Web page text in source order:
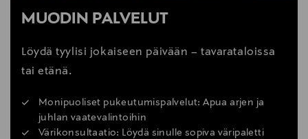
MUODIN PALVELUT
Löydä tyylisi jokaiseen päivään – tavarataloissa
tai etänä.
Monipuoliset pukeutumispalvelut: Apua arjen ja
juhlan vaatevalintoihin
Värikonsultaatio: Löydä sinulle sopiva väripaletti